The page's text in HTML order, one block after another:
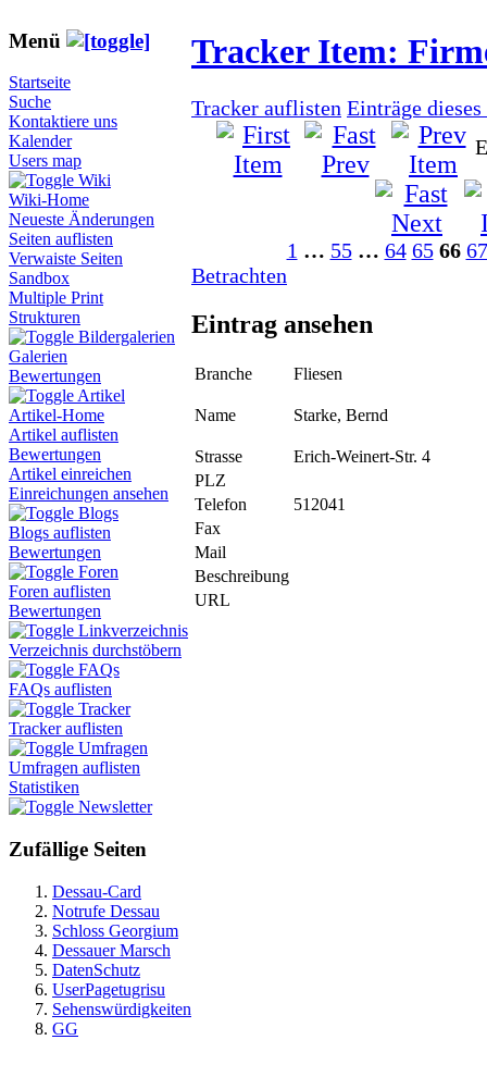
Menü
Startseite
Suche
Kontaktiere uns
Kalender
Users map
Wiki
Wiki-Home
Neueste Änderungen
Seiten auflisten
Verwaiste Seiten
Sandbox
Multiple Print
Strukturen
Bildergalerien
Galerien
Bewertungen
Artikel
Artikel-Home
Artikel auflisten
Bewertungen
Artikel einreichen
Einreichungen ansehen
Blogs
Blogs auflisten
Bewertungen
Foren
Foren auflisten
Bewertungen
Linkverzeichnis
Verzeichnis durchstöbern
FAQs
FAQs auflisten
Tracker
Tracker auflisten
Umfragen
Umfragen auflisten
Statistiken
Newsletter
Zufällige Seiten
Dessau-Card
Notrufe Dessau
Schloss Georgium
Dessauer Marsch
DatenSchutz
UserPagetugrisu
Sehenswürdigkeiten
GG
Tracker Item:
Tracker auflisten Einträge dieses
1 … 55 … 64 65 66 67
Betrachten
Eintrag ansehen
Branche Fliesen
Name Starke, Bernd
Strasse
Erich-Weinert-Str. 4
PLZ
Telefon
512041
Fax
Mail
Beschreibung
URL